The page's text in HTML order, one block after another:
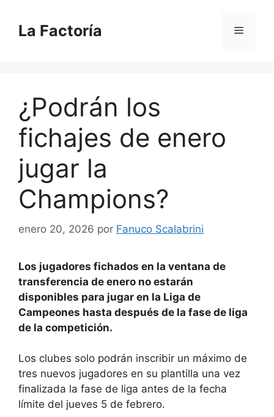
contenido
La Factoría Menú
¿Podrán los
fichajes de enero
jugar la
Champions?
enero 20, 2026 por Fanuco Scalabrini
Los jugadores fichados en la ventana de
transferencia de enero no estarán
disponibles para jugar en la Liga de
Campeones hasta después de la fase de liga
de la competición.
Los clubes solo podrán inscribir un máximo de
tres nuevos jugadores en su plantilla una vez
finalizada la fase de liga antes de la fecha
límite del jueves 5 de febrero.